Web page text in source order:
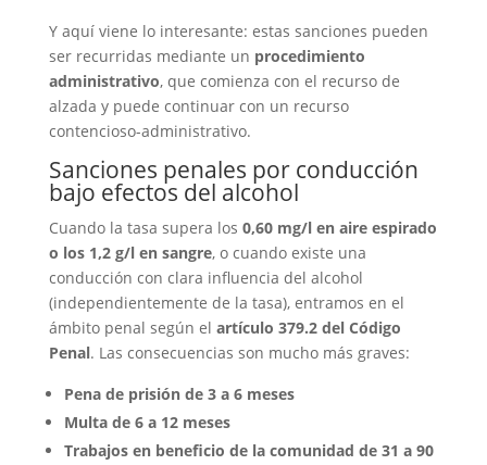
Y aquí viene lo interesante: estas sanciones pueden
ser recurridas mediante un procedimiento
administrativo, que comienza con el recurso de
alzada y puede continuar con un recurso
contencioso-administrativo.
Sanciones penales por conducción
bajo efectos del alcohol
Cuando la tasa supera los 0,60 mg/l en aire espirado
o los 1,2 g/l en sangre, o cuando existe una
conducción con clara influencia del alcohol
(independientemente de la tasa), entramos en el
ámbito penal según el artículo 379.2 del Código
Penal. Las consecuencias son mucho más graves:
Pena de prisión de 3 a 6 meses
Multa de 6 a 12 meses
Trabajos en beneficio de la comunidad de 31 a 90